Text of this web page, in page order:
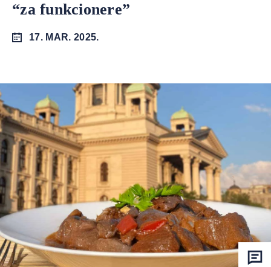
“za funkcionere”
17. MAR. 2025.